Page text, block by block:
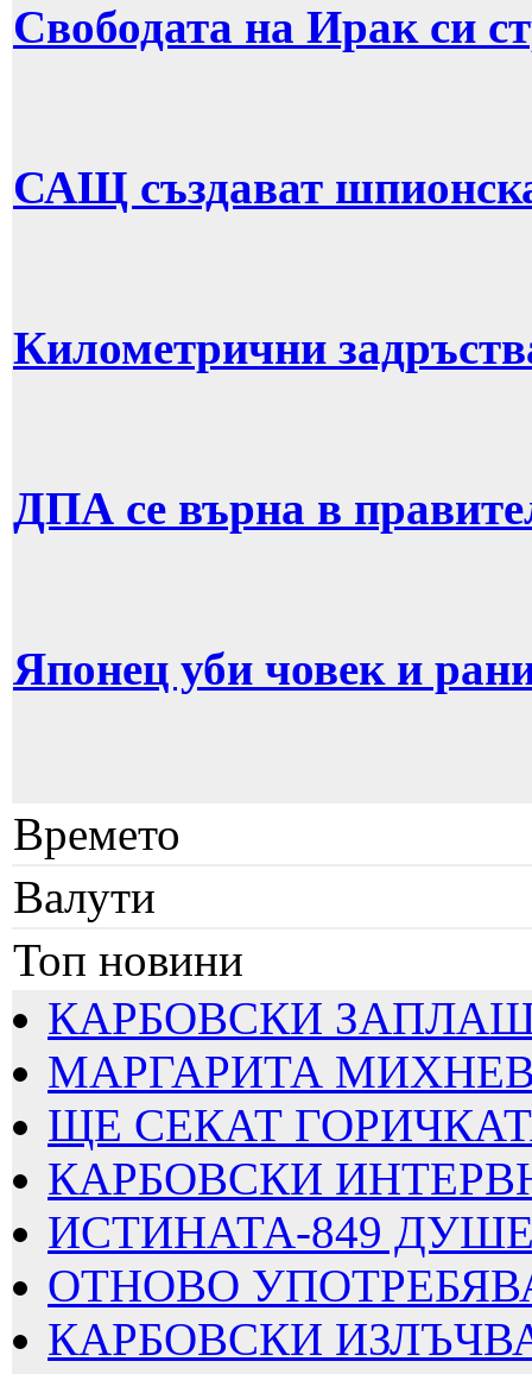
Свободата на Ирак си
САЩ създават
Километрични
ДПА се върна в
Японец уби човек и
Времето
Валути
Топ новини
КАРБОВСКИ
МАРГАРИТА
ЩЕ СЕКАТ
КАРБОВСКИ
ИСТИНАТА-849
ОТНОВО
КАРБОВСКИ